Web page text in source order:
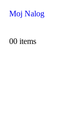
Moj Nalog
00 items